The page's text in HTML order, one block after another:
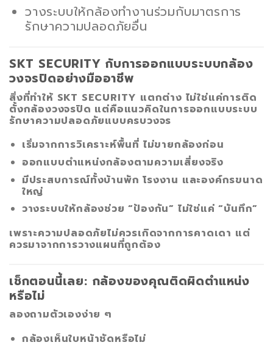
วางระบบให้กล้องทำงานร่วมกับมาตรการ
รักษาความปลอดภัยอื่น
SKT SECURITY กับการออกแบบระบบกล้อง
วงจรปิดอย่างมืออาชีพ
สิ่งที่ทำให้ SKT SECURITY แตกต่าง ไม่ใช่แค่การติด
ตั้งกล้องวงจรปิด แต่คือแนวคิดในการออกแบบระบบ
รักษาความปลอดภัยแบบครบวงจร
เริ่มจากการวิเคราะห์พื้นที่ ไม่ขายกล้องก่อน
ออกแบบตำแหน่งกล้องตามความเสี่ยงจริง
มีประสบการณ์ทั้งบ้านพัก โรงงาน และองค์กรขนาด
ใหญ่
วางระบบให้กล้องช่วย “ป้องกัน” ไม่ใช่แค่ “บันทึก”
เพราะความปลอดภัยไม่ควรเกิดจากการคาดเดา แต่
ควรมาจากการวางแผนที่ถูกต้อง
เช็กตอนนี้เลย: กล้องของคุณติดผิดตำแหน่ง
หรือไม่
ลองถามตัวเองง่าย ๆ
กล้องเห็นใบหน้าชัดหรือไม่